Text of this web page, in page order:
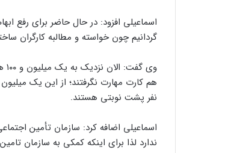
اسماعیلی افزود: در حال حاضر برای رفع
گردانیم چون خواسته و مطالبه کارگران
نفر پشت نوبتی هستند.
ندارد لذا برای اینکه کمکی به سازمان